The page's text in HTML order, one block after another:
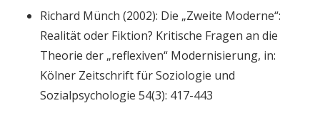
Richard Münch (2002): Die „Zweite Moderne“:
Realität oder Fiktion? Kritische Fragen an die
Theorie der „reflexiven“ Modernisierung, in:
Kölner Zeitschrift für Soziologie und
Sozialpsychologie 54(3): 417-443